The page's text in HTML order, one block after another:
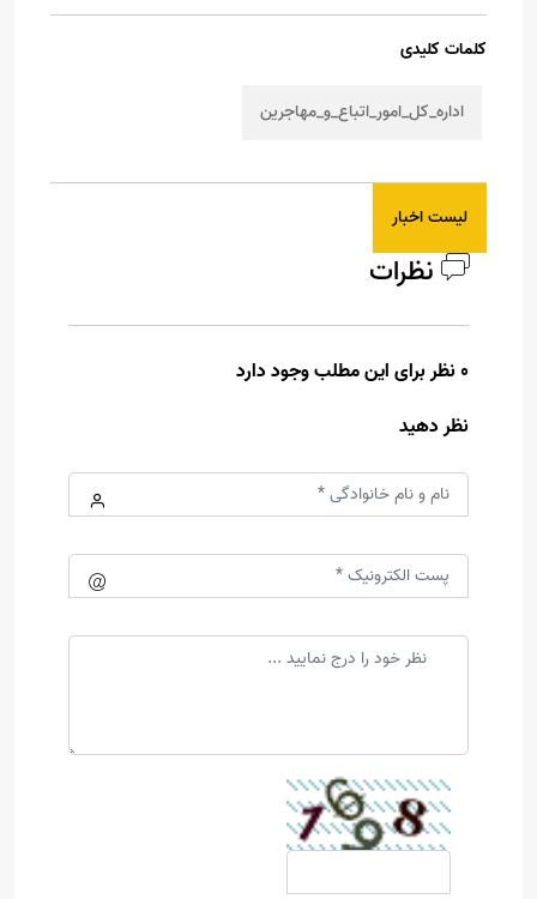
کلمات کلیدی
اداره_کل_امور_اتباع_و_مهاجرین
لیست اخبار
نظرات
0 نظر برای این مطلب وجود دارد
نظر دهید